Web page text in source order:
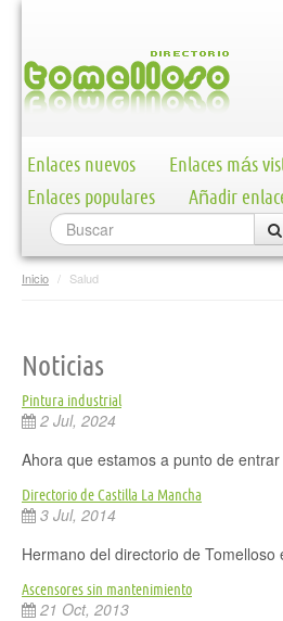
Enlaces nuevos
Enlaces más
Enlaces populares
Añadir
Inicio / Salud
Noticias
Pintura industrial
2 Jul, 2024
Ahora que estamos a punto de
Directorio de Castilla La Mancha
3 Jul, 2014
Hermano del directorio de Tomelloso
Ascensores sin mantenimiento
21 Oct, 2013